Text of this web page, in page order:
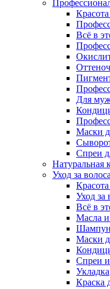
Всё в
Для
Маски
Спреи
Натуральная
Уход за
Уход за
Всё в
Масла
Маски
Спреи
Укладка
Краска